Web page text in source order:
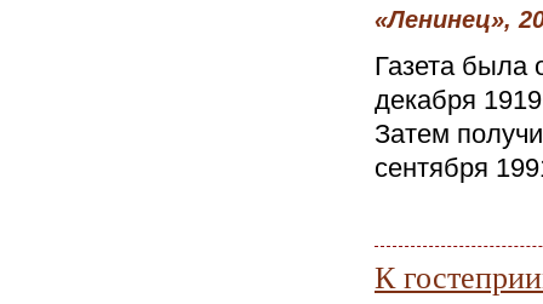
«Ленинец»,
Газета была
декабря
Затем
сентября
К